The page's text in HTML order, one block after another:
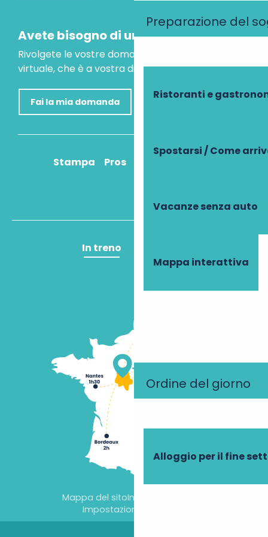
Preparazione del
Ristoranti e
Spostarsi / Come
Vacanze senza auto
Mappa interattiva
Ordine del giorno
Alloggio per il fine
Avete bisogno di un consiglio?
Rivolgete le vostre domande al nostro assistente
virtuale, che è a vostra disposizione per aiutarvi.
Fai la mia domanda
Stampa Pros
In treno
Mappa del sitoInformazioni legali
Impostazioni dei cookie